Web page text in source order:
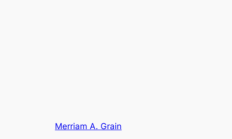
Merriam A. Grain